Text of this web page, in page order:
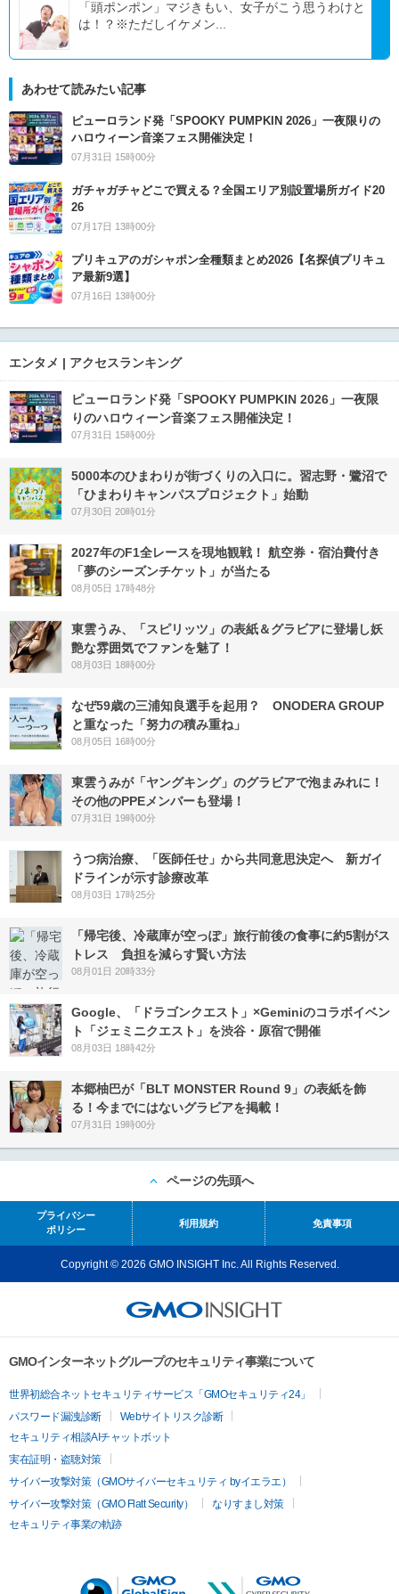
「頭ポンポン」マジきもい、女子がこう思うわけと
は！？※ただしイケメン...
あわせて読みたい記事
ピューロランド発「SPOOKY PUMPKIN 2026」一夜限りの
ハロウィーン音楽フェス開催決定！
07月31日 15時00分
ガチャガチャどこで買える？全国エリア別設置場所ガイド20
26
07月17日 13時00分
プリキュアのガシャポン全種類まとめ2026【名探偵プリキュ
ア最新9選】
07月16日 13時00分
エンタメ | アクセスランキング
ピューロランド発「SPOOKY PUMPKIN 2026」一夜限
りのハロウィーン音楽フェス開催決定！
07月31日 15時00分
5000本のひまわりが街づくりの入口に。習志野・鷺沼で
「ひまわりキャンパスプロジェクト」始動
07月30日 20時01分
2027年のF1全レースを現地観戦！ 航空券・宿泊費付き
「夢のシーズンチケット」が当たる
08月05日 17時48分
東雲うみ、「スピリッツ」の表紙＆グラビアに登場し妖
艶な雰囲気でファンを魅了！
08月03日 18時00分
なぜ59歳の三浦知良選手を起用？ ONODERA GROUP
と重なった「努力の積み重ね」
08月05日 16時00分
東雲うみが「ヤングキング」のグラビアで泡まみれに！
その他のPPEメンバーも登場！
07月31日 19時00分
うつ病治療、「医師任せ」から共同意思決定へ 新ガイ
ドラインが示す診療改革
08月03日 17時25分
「帰宅後、冷蔵庫が空っぽ」旅行前後の食事に約5割がス
トレス 負担を減らす賢い方法
08月01日 20時33分
Google、「ドラゴンクエスト」×Geminiのコラボイベン
ト「ジェミニクエスト」を渋谷・原宿で開催
08月03日 18時42分
本郷柚巴が「BLT MONSTER Round 9」の表紙を飾
る！今までにはないグラビアを掲載！
07月31日 19時00分
ページの先頭へ
プライバシー
ポリシー
利用規約 免責事項
Copyright © 2026 GMO INSIGHT Inc. All Rights Reserved.
GMOインターネットグループのセキュリティ事業について
世界初総合ネットセキュリティサービス「GMOセキュリティ24」
パスワード漏洩診断
Webサイトリスク診断
セキュリティ相談AIチャットボット
実在証明・盗聴対策
サイバー攻撃対策（GMOサイバーセキュリティ byイエラエ）
サイバー攻撃対策（GMO Flatt Security）
なりすまし対策
セキュリティ事業の軌跡